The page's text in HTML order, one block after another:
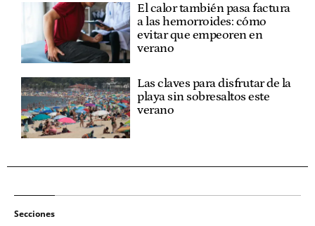
El calor también pasa factura
a las hemorroides: cómo
evitar que empeoren en
verano
Las claves para disfrutar de la
playa sin sobresaltos este
verano
Secciones